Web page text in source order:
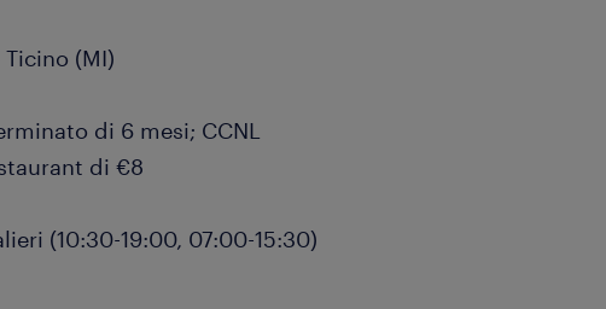
(MI)
di 6 mesi; CCNL
di €8
(10:30-19:00, 07:00-15:30)